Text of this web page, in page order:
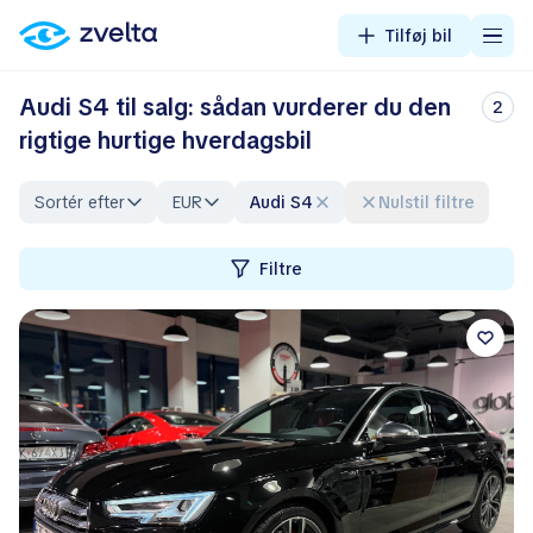
Tilføj bil
Audi S4 til salg: sådan vurderer du den
rigtige hurtige hverdagsbil
2
Sortér efter EUR Audi S4 Nulstil filtre
Filtre